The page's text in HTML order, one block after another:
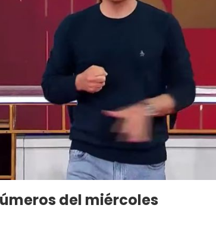
del miércoles